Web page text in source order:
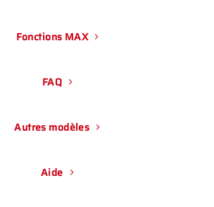
Fonctions MAX
FAQ
Autres modèles
Aide